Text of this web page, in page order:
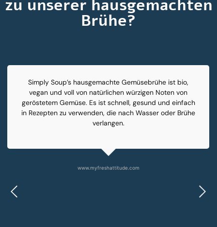
zu unserer hausgemachten
Brühe?
www.myfreshattitude.com
Simply Soup’s hausgemachte Gemüsebrühe ist bio,
vegan und voll von natürlichen würzigen Noten von
geröstetem Gemüse. Es ist schnell, gesund und einfach
in Rezepten zu verwenden, die nach Wasser oder Brühe
verlangen.